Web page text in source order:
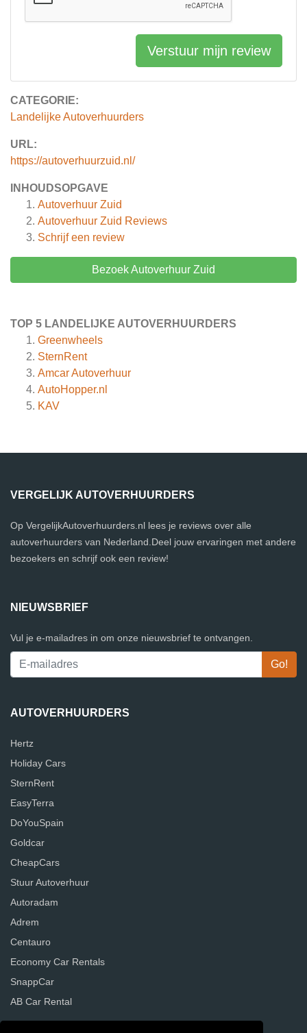
CATEGORIE:
Landelijke Autoverhuurders
URL:
https://autoverhuurzuid.nl/
INHOUDSOPGAVE
Autoverhuur Zuid
Autoverhuur Zuid Reviews
Schrijf een review
Bezoek Autoverhuur Zuid
TOP 5 LANDELIJKE AUTOVERHUURDERS
Greenwheels
SternRent
Amcar Autoverhuur
AutoHopper.nl
KAV
Verstuur mijn review
VERGELIJK AUTOVERHUURDERS
Op VergelijkAutoverhuurders.nl lees je reviews over alle
autoverhuurders van Nederland.Deel jouw ervaringen met andere
bezoekers en schrijf ook een review!
NIEUWSBRIEF
Vul je e-mailadres in om onze nieuwsbrief te ontvangen.
AUTOVERHUURDERS
Hertz
Holiday Cars
SternRent
EasyTerra
DoYouSpain
Goldcar
CheapCars
Stuur Autoverhuur
Autoradam
Adrem
Centauro
Economy Car Rentals
SnappCar
AB Car Rental